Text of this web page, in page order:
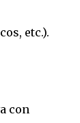
etc.).
con